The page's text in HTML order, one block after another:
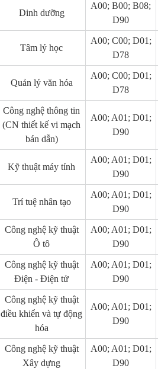
Dinh dưỡng
A00; B00; B08;
D90
Tâm lý học
A00; C00; D01;
D78
Quản lý văn hóa
A00; C00; D01;
D78
Công nghệ thông tin
(CN thiết kế vi mạch
bán dẫn)
A00; A01; D01;
D90
Kỹ thuật máy tính
A00; A01; D01;
D90
Trí tuệ nhân tạo
A00; A01; D01;
D90
Công nghệ kỹ thuật
Ô tô
A00; A01; D01;
D90
Công nghệ kỹ thuật
Điện - Điện tử
A00; A01; D01;
D90
Công nghệ kỹ thuật
điều khiển và tự động
hóa
A00; A01; D01;
D90
Công nghệ kỹ thuật
Xây dựng
A00; A01; D01;
D90